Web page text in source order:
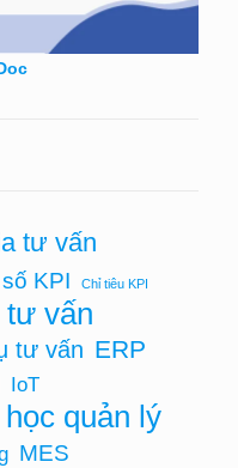
tư vấn
KPI Chỉ tiêu KPI
tư vấn
tư vấn ERP
IoT
quản lý
MES